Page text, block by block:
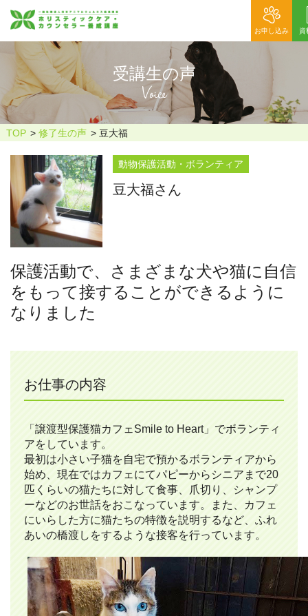
お申し込み 資
受講生の声
Voice
TOP 修了生の声 豆大福
動物保護活動・ボランティア
豆大福さん
保護活動で、さまざまな犬や猫に自信
をもって接することができるように
なりました
お仕事の内容
「譲渡型保護猫カフェSmile to Heart」でボランティ
アをしています。
最初は小さい子猫を自宅で預かるボランティアから
始め、現在ではカフェにてパピーからシニアまで20
匹くらいの猫たちに対して食事、爪切り、シャンプ
ーなどのお世話をおこなっています。また、カフェ
にいらした方に猫たちの特徴を説明するなど、ふれ
あいの橋渡しをするような接客を行っています。